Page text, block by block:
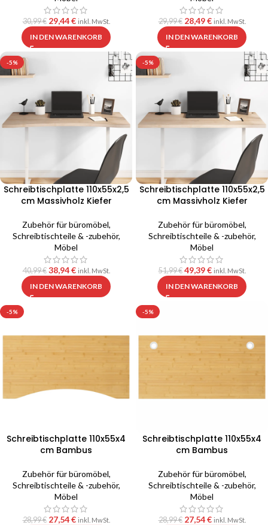
30,99€ 29,44€ inkl. MwSt.
IN DEN WARENKORB
29,99€ 28,49€ inkl. MwSt.
IN DEN WARENKORB
-5%
Schreibtischplatte 110x55x2,5
cm Massivholz Kiefer
Zubehör für büromöbel,
Schreibtischteile & -zubehör,
Möbel
40,99€ 38,94€ inkl. MwSt.
IN DEN WARENKORB
-5%
Schreibtischplatte 110x55x2,5
cm Massivholz Kiefer
Zubehör für büromöbel,
Schreibtischteile & -zubehör,
Möbel
51,99€ 49,39€ inkl. MwSt.
IN DEN WARENKORB
-5%
Schreibtischplatte 110x55x4
cm Bambus
Zubehör für büromöbel,
Schreibtischteile & -zubehör,
Möbel
28,99€ 27,54€ inkl. MwSt.
-5%
Schreibtischplatte 110x55x4
cm Bambus
Zubehör für büromöbel,
Schreibtischteile & -zubehör,
Möbel
28,99€ 27,54€ inkl. MwSt.